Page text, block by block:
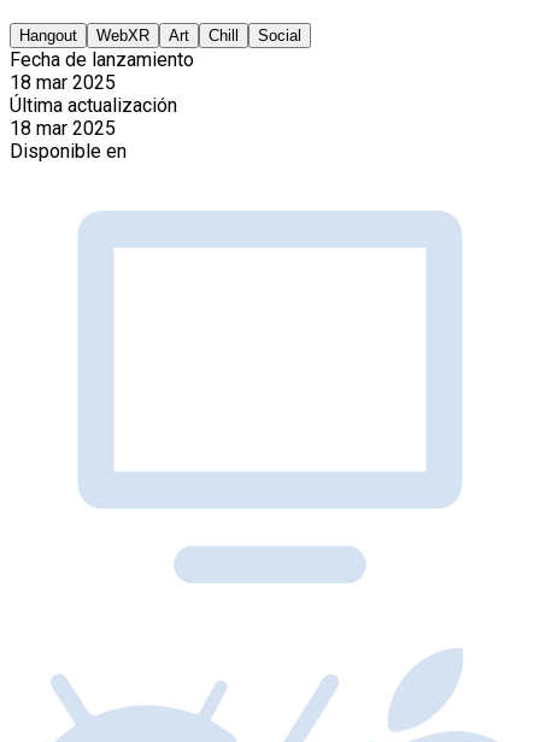
Hangout WebXR Art Chill Social
Fecha de lanzamiento
18 mar 2025
Última actualización
18 mar 2025
Disponible en